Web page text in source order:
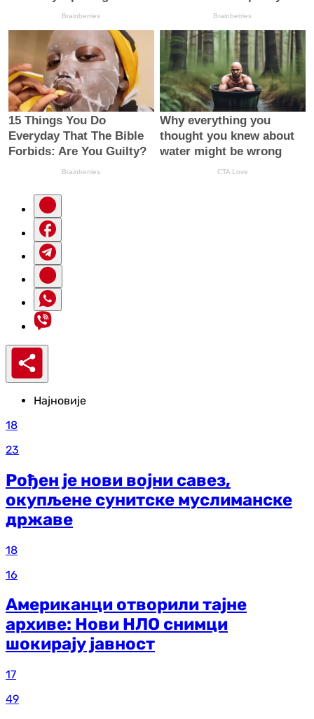
Најновије
18
23
Рођен је нови војни савез,
окупљене сунитске муслиманске
државе
18
16
Американци отворили тајне
архиве: Нови НЛО снимци
шокирају јавност
17
49